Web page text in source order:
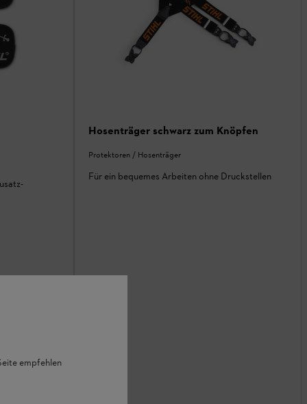
Hosenträger schwarz zum Knöpfen
Protektoren / Hosenträger
Für ein bequemes Arbeiten ohne Druckstellen
empfehlen